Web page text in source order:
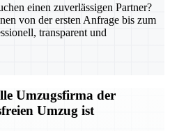
einen zuverlässigen Partner?
von der ersten Anfrage bis zum
transparent und
Umzugsfirma der
Umzug ist